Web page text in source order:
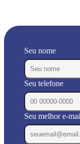
Seu nome
Seu telefone
Seu melhor e-